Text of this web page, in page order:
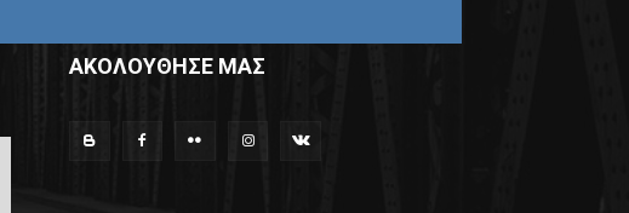
ΑΚΟΛΟΥΘΗΣΕ ΜΑΣ